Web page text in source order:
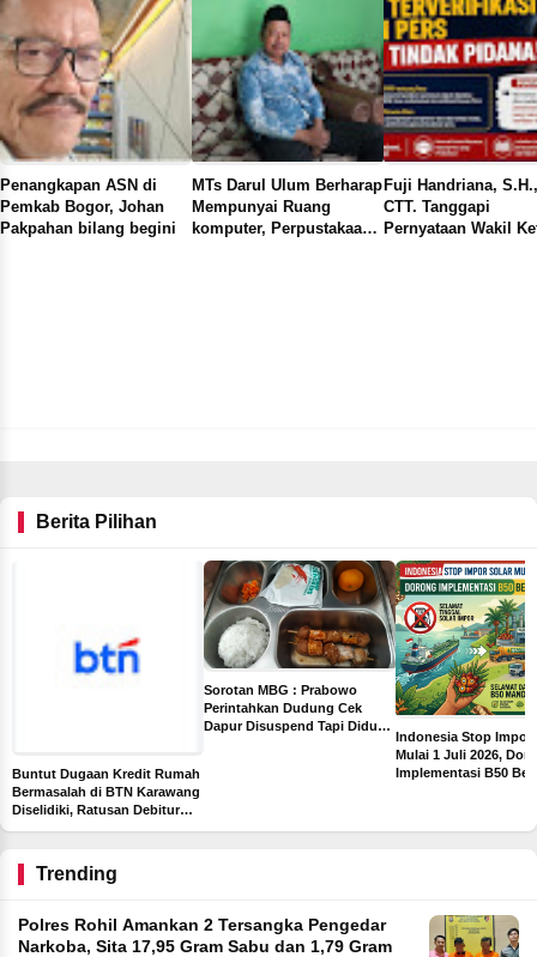
Penangkapan ASN di
Pemkab Bogor, Johan
Pakpahan bilang begini
MTs Darul Ulum Berharap
Mempunyai Ruang
komputer, Perpustakaan,
Fuji Handriana, S.H.,
CTT. Tanggapi
Pernyataan Wakil
Berita Pilihan
Buntut Dugaan Kredit Rumah
Bermasalah di BTN Karawang
Diselidiki, Ratusan Debitur
Sorotan MBG : Prabowo
Perintahkan Dudung Cek
Dapur Disuspend Tapi Diduga
Indonesia Stop Impor
Mulai 1 Juli 2026,
Implementasi B50
Trending
Polres Rohil Amankan 2 Tersangka Pengedar
Narkoba, Sita 17,95 Gram Sabu dan 1,79 Gram